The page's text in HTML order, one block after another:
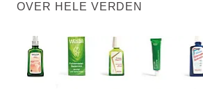
OVER HELE VERDEN